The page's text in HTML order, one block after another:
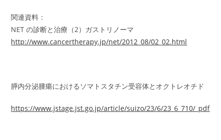
関連資料：
NET の診断と治療（2）ガストリノーマ
http://www.cancertherapy.jp/net/2012_08/02_02.html
膵内分泌腫瘍におけるソマトスタチン受容体とオクトレオチド
https://www.jstage.jst.go.jp/article/suizo/23/6/23_6_710/_pdf